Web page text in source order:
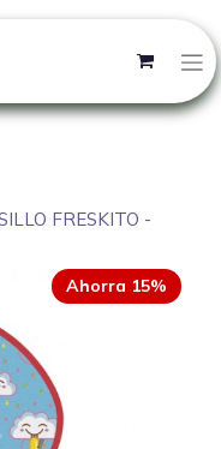
FRESKITO -
Ahorra 15%